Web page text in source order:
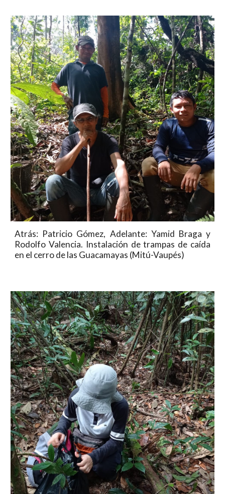
Atrás: Patricio Gómez, Adelante: Yamid Braga y
Rodolfo Valencia. Instalación de trampas de caída
en el cerro de las Guacamayas (Mitú-Vaupés)